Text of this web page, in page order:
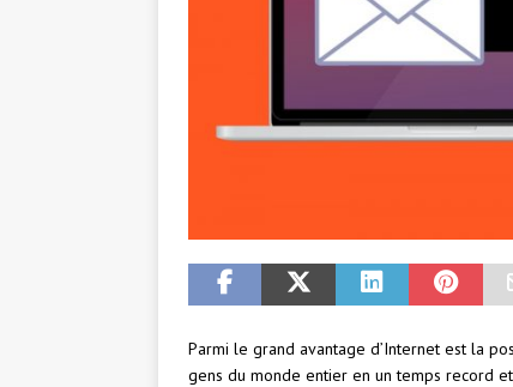
Parmi le grand avantage d’Internet est la
gens du monde entier en un temps record